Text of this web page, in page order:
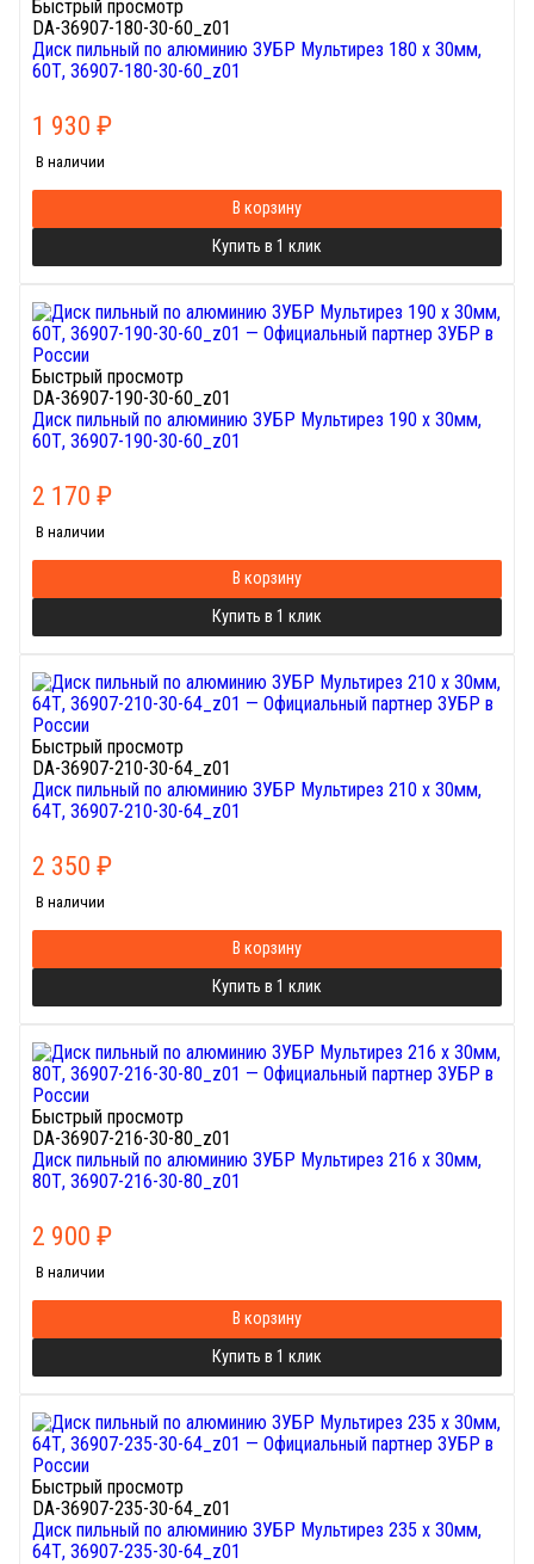
Быстрый просмотр
DA-36907-180-30-60_z01
Диск пильный по алюминию ЗУБР Мультирез 180 x 30мм,
60Т, 36907-180-30-60_z01
1 930 ₽
В наличии
В корзину
Купить в 1 клик
Быстрый просмотр
DA-36907-190-30-60_z01
Диск пильный по алюминию ЗУБР Мультирез 190 x 30мм,
60Т, 36907-190-30-60_z01
2 170 ₽
В наличии
В корзину
Купить в 1 клик
Быстрый просмотр
DA-36907-210-30-64_z01
Диск пильный по алюминию ЗУБР Мультирез 210 x 30мм,
64Т, 36907-210-30-64_z01
2 350 ₽
В наличии
В корзину
Купить в 1 клик
Быстрый просмотр
DA-36907-216-30-80_z01
Диск пильный по алюминию ЗУБР Мультирез 216 x 30мм,
80Т, 36907-216-30-80_z01
2 900 ₽
В наличии
В корзину
Купить в 1 клик
Быстрый просмотр
DA-36907-235-30-64_z01
Диск пильный по алюминию ЗУБР Мультирез 235 x 30мм,
64Т, 36907-235-30-64_z01